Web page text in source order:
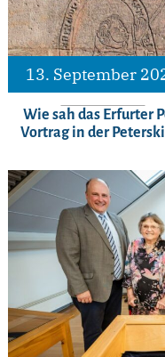
13. September
Wie sah das Erfurter
Vortrag in der